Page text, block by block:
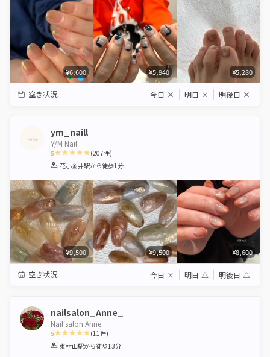
¥6,600 ¥5,940 ¥5,280
空き状況 今日 × 明日 × 明後日 ×
ym_naill
Y/M Nail
5
1 2 3 4 5
(207件)
花小金井駅から徒歩1分
¥9,500 ¥9,500 ¥8,600
空き状況 今日 × 明日 △ 明後日 △
nailsalon_Anne_
Nail salon Anne
5
1 2 3 4 5
(11件)
東村山駅から徒歩13分